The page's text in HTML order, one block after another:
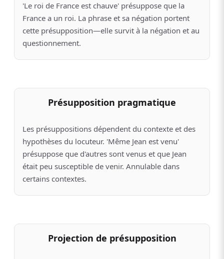
'Le roi de France est chauve' présuppose que la
France a un roi. La phrase et sa négation portent
cette présupposition—elle survit à la négation et au
questionnement.
Présupposition pragmatique
Les présuppositions dépendent du contexte et des
hypothèses du locuteur. 'Même Jean est venu'
présuppose que d'autres sont venus et que Jean
était peu susceptible de venir. Annulable dans
certains contextes.
Projection de présupposition